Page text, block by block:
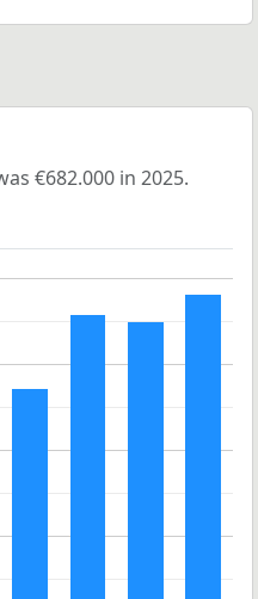
€682.000 in 2025.